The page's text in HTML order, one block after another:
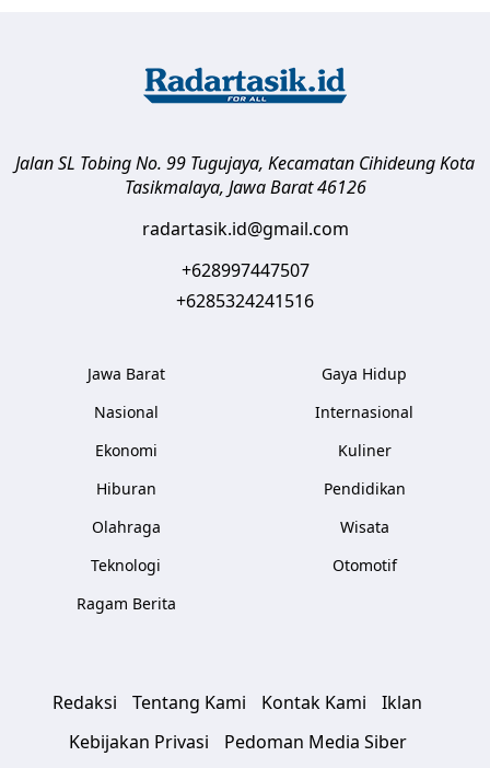
Jalan SL Tobing No. 99 Tugujaya, Kecamatan CihideungKota
Tasikmalaya, Jawa Barat 46126
radartasik.id@gmail.com
+628997447507
+6285324241516
Jawa Barat
Nasional
Ekonomi
Hiburan
Olahraga
Teknologi
Ragam Berita
Gaya Hidup
Internasional
Kuliner
Pendidikan
Wisata
Otomotif
Redaksi Tentang Kami Kontak Kami
Iklan
Kebijakan Privasi
Pedoman Media Siber